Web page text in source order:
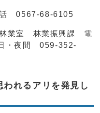
0567-68-6105
業室 林業振興課 電
・夜間 059-352-
われるアリを発見し